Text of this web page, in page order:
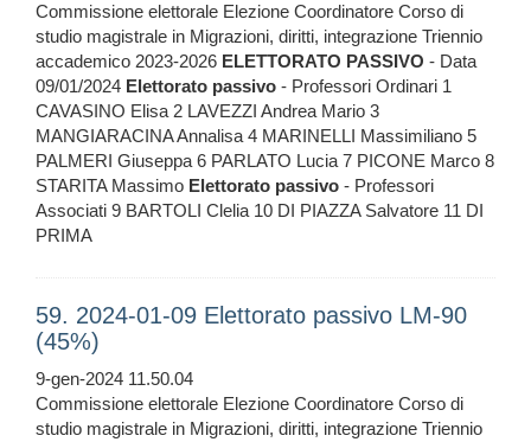
Commissione elettorale Elezione Coordinatore Corso di
studio magistrale in Migrazioni, diritti, integrazione Triennio
accademico 2023-2026 ELETTORATO PASSIVO - Data
09/01/2024 Elettorato passivo - Professori Ordinari 1
CAVASINO Elisa 2 LAVEZZI Andrea Mario 3
MANGIARACINA Annalisa 4 MARINELLI Massimiliano 5
PALMERI Giuseppa 6 PARLATO Lucia 7 PICONE Marco 8
STARITA Massimo Elettorato passivo - Professori
Associati 9 BARTOLI Clelia 10 DI PIAZZA Salvatore 11 DI
PRIMA
59. 2024-01-09 Elettorato passivo LM-90
(45%)
9-gen-2024 11.50.04
Commissione elettorale Elezione Coordinatore Corso di
studio magistrale in Migrazioni, diritti, integrazione Triennio